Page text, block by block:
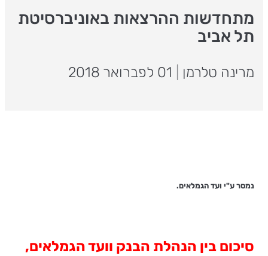
מתחדשות ההרצאות באוניברסיטת
תל אביב
מרינה טלרמן
נמסר ע"י ועד הגמלאים.
סיכום בין הנהלת הבנק וועד הגמלאים,